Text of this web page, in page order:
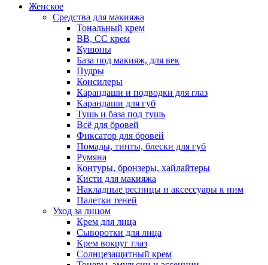
Женское
Средства для макияжа
Тональный крем
BB, CC крем
Кушоны
База под макияж, для век
Пудры
Консилеры
Карандаши и подводки для глаз
Карандаши для губ
Тушь и база под тушь
Всё для бровей
Фиксатор для бровей
Помады, тинты, блески для губ
Румяна
Контуры, бронзеры, хайлайтеры
Кисти для макияжа
Накладные ресницы и аксессуары к ним
Палетки теней
Уход за лицом
Крем для лица
Сыворотки для лица
Крем вокруг глаз
Солнцезащитный крем